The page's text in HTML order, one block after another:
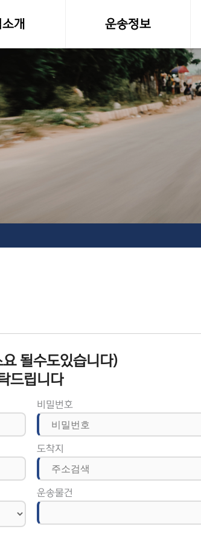
개
마스,라보)
물운송
퀵사업부
계배송
운송정보
화물차량제원
전국화물 운송료조회
화물운송 이용약관
될수도있습니다)
드립니다
비밀번호
도착지
운송물건